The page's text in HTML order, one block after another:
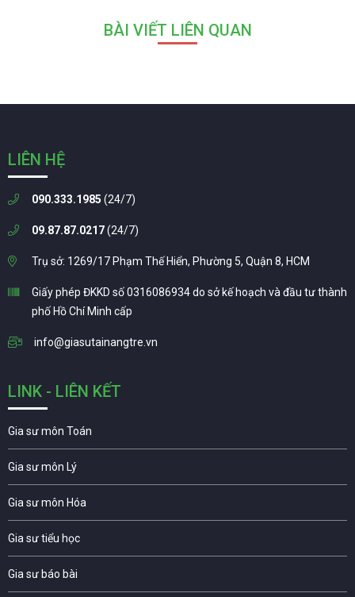
BÀI VIẾT LIÊN QUAN
LIÊN HỆ
090.333.1985 (24/7)
09.87.87.0217(24/7)
Trụ sở: 1269/17 Phạm Thế Hiển, Phường 5, Quận 8, HCM
Giấy phép ĐKKD số 0316086934 do sở kế hoạch và đầu tư thành
phố Hồ Chí Minh cấp
info@giasutainangtre.vn
LINK - LIÊN KẾT
Gia sư môn Toán
Gia sư môn Lý
Gia sư môn Hóa
Gia sư tiểu học
Gia sư báo bài